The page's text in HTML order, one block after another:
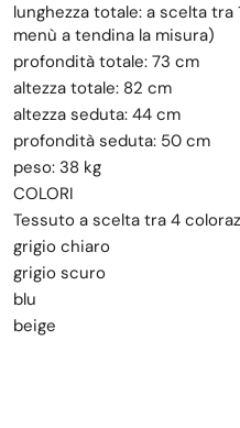
lunghezza totale: a scelta tra
menù a tendina la misura)
profondità totale: 73 cm
altezza totale: 82 cm
altezza seduta: 44 cm
profondità seduta: 50 cm
peso: 38 kg
COLORI
Tessuto a scelta tra 4
grigio chiaro
grigio scuro
blu
beige